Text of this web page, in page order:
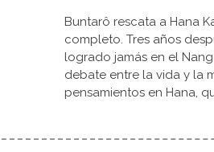
Buntarô rescata a Hana
completo. Tres años
logrado jamás en el
debate entre la vida y la
pensamientos en Hana,